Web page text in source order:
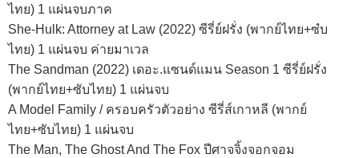
ไทย) 1 แผ่นจบภาค
She-Hulk: Attorney at Law (2022) ซีรี่ย์ฝรั่ง (พากย์ไทย+ซํบ
ไทย) 1 แผ่นจบ ค่ายมาเวล
The Sandman (2022) เดอะ.แซนด์แมน Season 1 ซีรี่ย์ฝรั่ง
(พากย์ไทย+ซับไทย) 1 แผ่นจบ
A Model Family / ครอบครัวตัวอย่าง ซีรี่ส์เกาหลี (พากย์
ไทย+ซับไทย) 1 แผ่นจบ
The Man, The Ghost And The Fox ปีศาจจิ้งจอกจอม